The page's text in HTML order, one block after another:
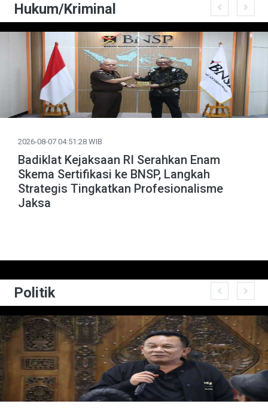
Hukum/Kriminal
2026-08-07 04:51:28 WIB
Badiklat Kejaksaan RI Serahkan Enam
Skema Sertifikasi ke BNSP, Langkah
Strategis Tingkatkan Profesionalisme
Jaksa
Politik